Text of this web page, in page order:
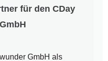
für den CDay
GmbH als